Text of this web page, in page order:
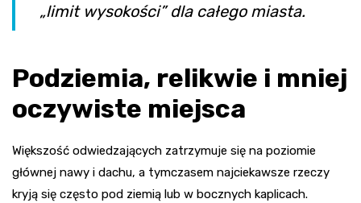
„limit wysokości” dla całego miasta.
Podziemia, relikwie i mniej
oczywiste miejsca
Większość odwiedzających zatrzymuje się na poziomie
głównej nawy i dachu, a tymczasem najciekawsze rzeczy
kryją się często pod ziemią lub w bocznych kaplicach.